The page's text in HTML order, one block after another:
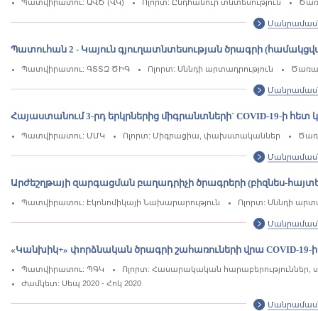
Պատվիրատու: ԱՎԾ (ՎԿ) Ոլորտ: Ընդհանուր տնտեսություն
Պատուհան 2 - Կայուն գյուղատնտեսության ծրագրի
Պատվիրատու: ԳՏՏԶ ԾԻԳ Ոլորտ: Սննդի արտադրություն
Հայաստանում 3-րդ երկրներից միգրանտների` COVID-19-ի
Պատվիրատու: ՄՄԿ Ոլորտ: Միգրացիա, փախստականներ
Արժեշղթայի զարգացման բաղադրիչի ծրագրերի (բիզնես-
Պատվիրատու: Էկոնոմիկայի Նախարարություն Ոլորտ: Սննդի
«Կանխիկ+» փորձնական ծրագրի շահառուների վրա COVID-
Պատվիրատու: ՊԳԿ
Ոլորտ: Հասարակական հարաբերություններ,
Ժամկետ: Սեպ 2020 - Հոկ 2020